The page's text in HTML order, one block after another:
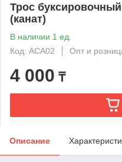
Трос
(канат)
В наличии 1 ед.
Код: ACA02
Опт и
4 000 ₸
Описание